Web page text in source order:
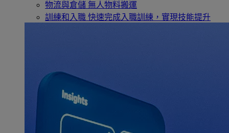
物流與倉儲 無人物料搬運
訓練和入職 快速完成入職訓練，實現技能提升